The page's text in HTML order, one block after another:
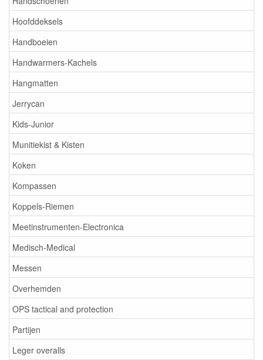
Hoofddeksels
Handboeien
Handwarmers-Kachels
Hangmatten
Jerrycan
Kids-Junior
Munitiekist & Kisten
Koken
Kompassen
Koppels-Riemen
Meetinstrumenten-Electronica
Medisch-Medical
Messen
Overhemden
OPS tactical and protection
Partijen
Leger overalls